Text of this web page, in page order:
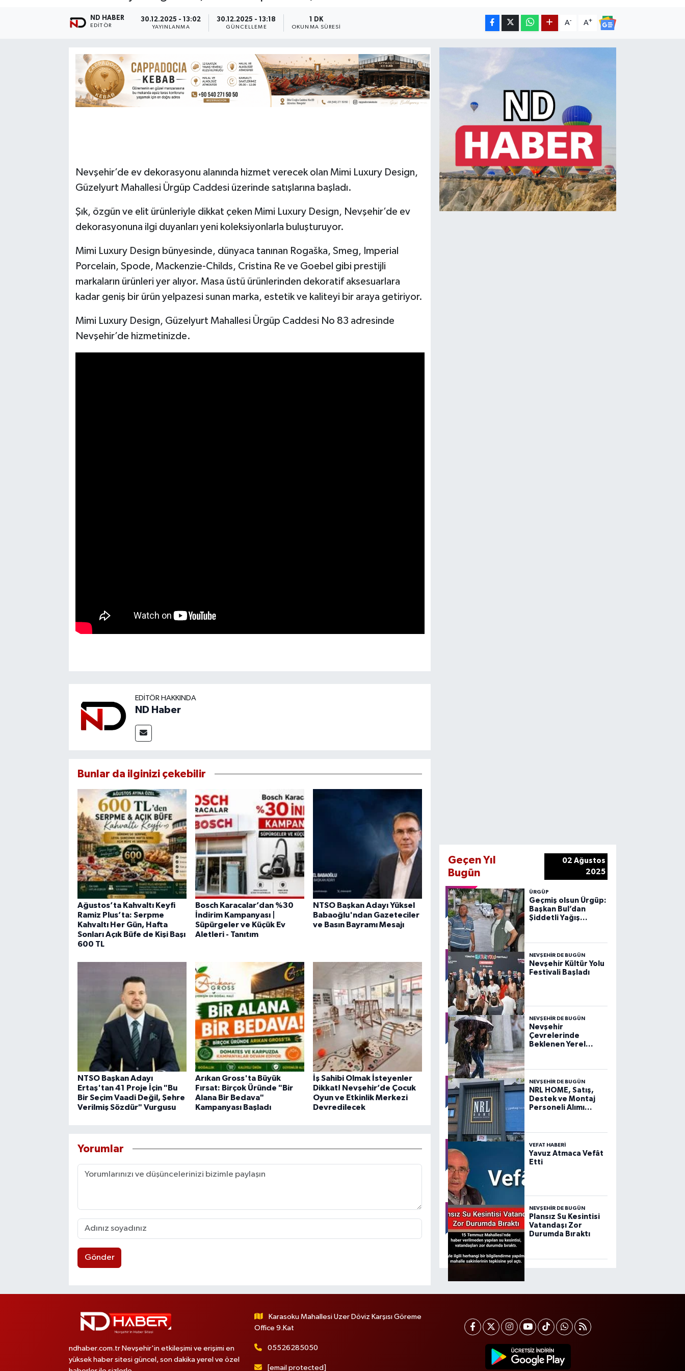
ND HABER
EDITÖR
30.12.2025 - 13:02
YAYINLANMA
30.12.2025 - 13:18
GÜNCELLEME
1 DK
OKUNMA SÜRESI
A- A+
Nevşehir’de ev dekorasyonu alanında hizmet verecek olan Mimi Luxury Design,
Güzelyurt Mahallesi Ürgüp Caddesi üzerinde satışlarına başladı.
Şık, özgün ve elit ürünleriyle dikkat çeken Mimi Luxury Design, Nevşehir’de ev
dekorasyonuna ilgi duyanları yeni koleksiyonlarla buluşturuyor.
Mimi Luxury Design bünyesinde, dünyaca tanınan Rogaška, Smeg, Imperial
Porcelain, Spode, Mackenzie-Childs, Cristina Re ve Goebel gibi prestijli
markaların ürünleri yer alıyor. Masa üstü ürünlerinden dekoratif aksesuarlara
kadar geniş bir ürün yelpazesi sunan marka, estetik ve kaliteyi bir araya getiriyor.
Mimi Luxury Design, Güzelyurt Mahallesi Ürgüp Caddesi No 83 adresinde
Nevşehir’de hizmetinizde.
EDITÖR HAKKINDA
ND Haber
Bunlar da ilginizi çekebilir
Ağustos’ta Kahvaltı Keyfi
Ramiz Plus’ta: Serpme
Kahvaltı Her Gün, Hafta
Sonları Açık Büfe de Kişi Başı
600 TL
Bosch Karacalar’dan %30
İndirim Kampanyası |
Süpürgeler ve Küçük Ev
Aletleri - Tanıtım
NTSO Başkan Adayı Yüksel
Babaoğlu'ndan Gazeteciler
ve Basın Bayramı Mesajı
NTSO Başkan Adayı
Ertaş'tan 41 Proje İçin "Bu
Bir Seçim Vaadi Değil, Şehre
Verilmiş Sözdür" Vurgusu
Arıkan Gross'ta Büyük
Fırsat: Birçok Üründe "Bir
Alana Bir Bedava"
Kampanyası Başladı
İş Sahibi Olmak İsteyenler
Dikkat! Nevşehir’de Çocuk
Oyun ve Etkinlik Merkezi
Devredilecek
Yorumlar
Gönder
Geçen Yıl
Bugün
02 Ağustos
2025
ÜRGÜP
Geçmiş olsun Ürgüp:
Başkan Bul’dan
Şiddetli Yağış
NEVŞEHIR DE BUGÜN
Nevşehir Kültür Yolu
Festivali Başladı
NEVŞEHIR DE BUGÜN
Nevşehir
Çevrelerinde
Beklenen Yerel
Yağışlara Dikkat!
NEVŞEHIR DE BUGÜN
NRL HOME, Satış,
Destek ve Montaj
Personeli Alımı
VEFAT HABERI
Yavuz Atmaca Vefât
Etti
NEVŞEHIR DE BUGÜN
Plansız Su Kesintisi
Vatandaşı Zor
Durumda Bıraktı
ndhaber.com.tr Nevşehir'in etkileşimi ve erişimi en
yüksek haber sitesi güncel, son dakika yerel ve özel
Karasoku Mahallesi Uzer Döviz Karşısı Göreme
Office 9.Kat
05526285050
[email protected]